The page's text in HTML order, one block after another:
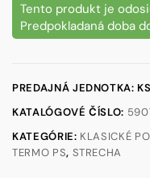
Tento produkt je
Predpokladaná doba
PREDAJNÁ JEDNOTKA: KS
KATALÓGOVÉ ČÍSLO:
KATEGÓRIE: KLASICKÉ
TERMO PS, STRECHA